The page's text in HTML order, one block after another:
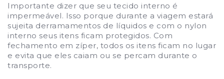
Importante dizer que seu tecido interno é
impermeável. Isso porque durante a viagem estará
sujeita derramamentos de líquidos e com o nylon
interno seus itens ficam protegidos. Com
fechamento em zíper, todos os itens ficam no lugar
e evita que eles caiam ou se percam durante o
transporte.